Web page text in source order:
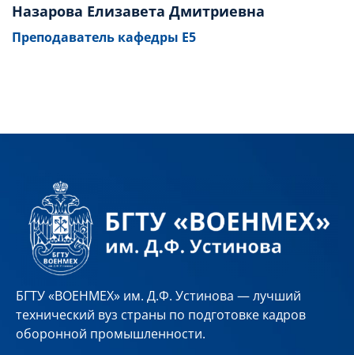
Назарова Елизавета Дмитриевна
Преподаватель кафедры Е5
БГТУ «ВОЕНМЕХ» им. Д.Ф. Устинова — лучший
технический вуз страны по подготовке кадров
оборонной промышленности.